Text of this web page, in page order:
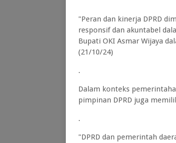
"Peran dan kinerja DPRD
responsif dan akuntabel
Bupati OKI Asmar Wijaya
(21/10/24)
.
Dalam konteks
pimpinan DPRD juga
.
"DPRD dan pemerintah